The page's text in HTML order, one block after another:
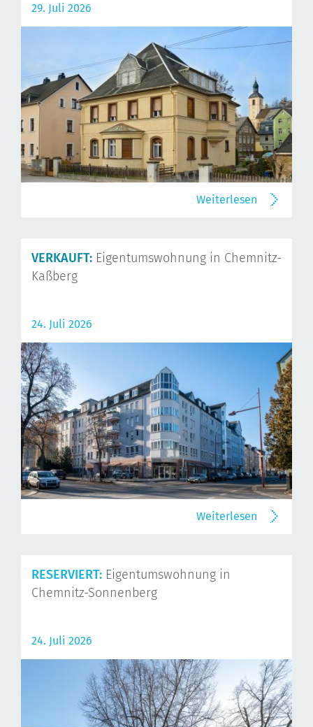
29. Juli 2026
Weiterlesen
VERKAUFT: Eigentumswohnung in Chemnitz-
Kaßberg
24. Juli 2026
Weiterlesen
RESERVIERT: Eigentumswohnung in
Chemnitz-Sonnenberg
24. Juli 2026